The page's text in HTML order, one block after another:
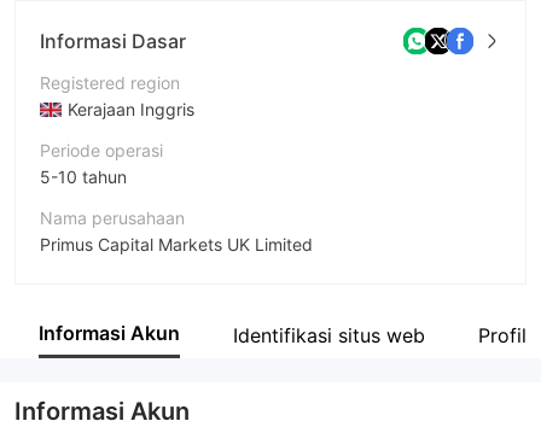
Informasi Dasar
Registered region
Kerajaan Inggris
Periode operasi
5-10 tahun
Nama perusahaan
Primus Capital Markets UK Limited
Karyawan perusahaan
Informasi Akun Identifikasi situs web Profil
Informasi Akun